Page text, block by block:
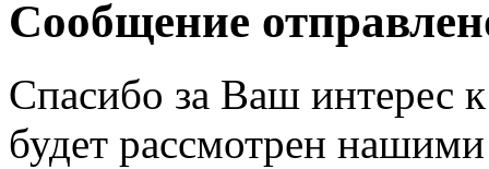
Сообщение
Спасибо за Ваш интерес
будет рассмотрен